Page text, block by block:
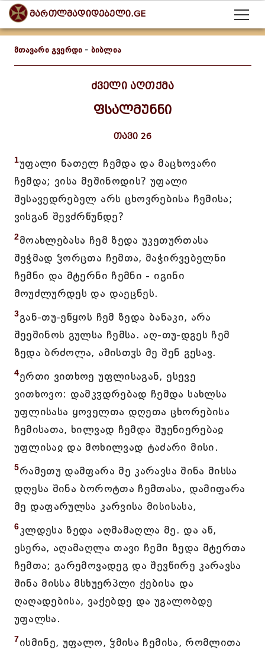
მართლმადიდებელი.GE
მთავარი გვერდი - ბიბლია
ძველი აღთქმა
ფსალმუნნი
თავი 26
1უფალი ნათელ ჩემდა და მაცხოვარი
ჩემდა; ვისა მეშინოდის? უფალი
შესავედრებელ არს ცხოვრებისა ჩემისა;
ვისგან შევძრწუნდე?
2მოახლებასა ჩემ ზედა უკეთურთასა
შეჭმად ჴორცთა ჩემთა, მაჭირვებელნი
ჩემნი და მტერნი ჩემნი - იგინი
მოუძლურდეს და დაეცნეს.
3გან-თუ-ეწყოს ჩემ ზედა ბანაკი, არა
შეეშინოს გულსა ჩემსა. აღ-თუ-დგეს ჩემ
ზედა ბრძოლა, ამისთჳს მე შენ გესავ.
4ერთი ვითხოე უფლისაგან, ესევე
ვითხოვო: დამკჳდრებად ჩემდა სახლსა
უფლისასა ყოველთა დღეთა ცხორებისა
ჩემისათა, ხილვად ჩემდა შუენიერებაჲ
უფლისაჲ და მოხილვად ტაძარი მისი.
5რამეთუ დამფარა მე კარავსა შინა მისსა
დღესა შინა ბოროტთა ჩემთასა, დამიფარა
მე დაფარულსა კარვისა მისისასა,
6კლდესა ზედა აღმამაღლა მე. და აწ,
ესერა, აღამაღლა თავი ჩემი ზედა მტერთა
ჩემთა; გარემოვადეგ და შევწირე კარავსა
შინა მისსა მსხუერპლი ქებისა და
ღაღადებისა, ვაქებდე და უგალობდე
უფალსა.
7ისმინე, უფალო, ჴმისა ჩემისა, რომლითა